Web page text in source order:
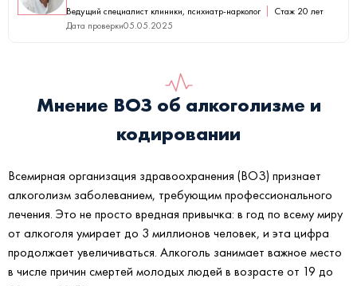
Ведущий специалист клиники, психиатр-нарколог
Стаж 20 лет
Дата проверки05.05.2025
Мнение ВОЗ об алкоголизме и
кодировании
Всемирная организация здравоохранения (ВОЗ) признает
алкоголизм заболеванием, требующим профессионального
лечения. Это не просто вредная привычка: в год по всему миру
от алкоголя умирает до 3 миллионов человек, и эта цифра
продолжает увеличиваться. Алкоголь занимает важное место
в числе причин смертей молодых людей в возрасте от 19 до